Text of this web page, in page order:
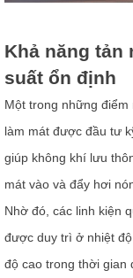
Khả năng
suất ổn định
Một trong những điểm
làm mát được đầu tư
giúp không khí lưu
mát vào và đẩy hơi
Nhờ đó, các linh kiện
được duy trì ở nhiệt
độ cao trong thời gian